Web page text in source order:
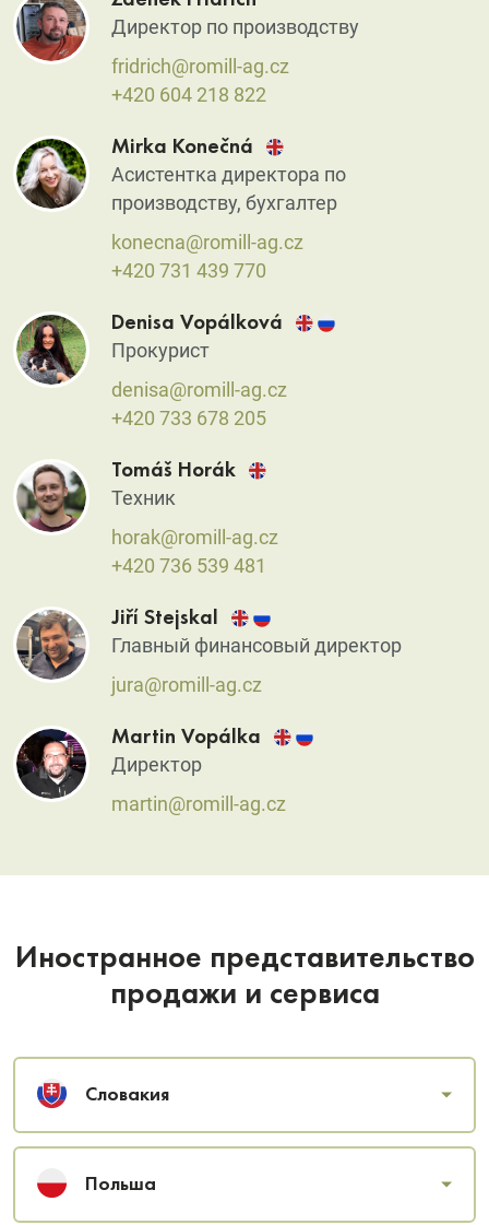
Директор по производству
fridrich@romill-ag.cz
+420 604 218 822
Mirka Konečná
Асистентка директора по
производству, бухгалтер
konecna@romill-ag.cz
+420 731 439 770
Denisa Vopálková
Прокурист
denisa@romill-ag.cz
+420 733 678 205
Tomáš Horák
Техник
horak@romill-ag.cz
+420 736 539 481
Jiří Stejskal
Главный финансовый директор
jura@romill-ag.cz
Martin Vopálka
Директор
martin@romill-ag.cz
Иностранное представительство
продажи и сервиса
Словакия
Польша